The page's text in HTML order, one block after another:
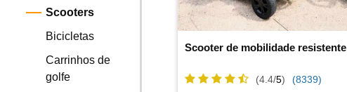
Scooters
Bicicletas
Carrinhos de
golfe
Scooter de mobilidade resistente
(4.4/5)
(8339)